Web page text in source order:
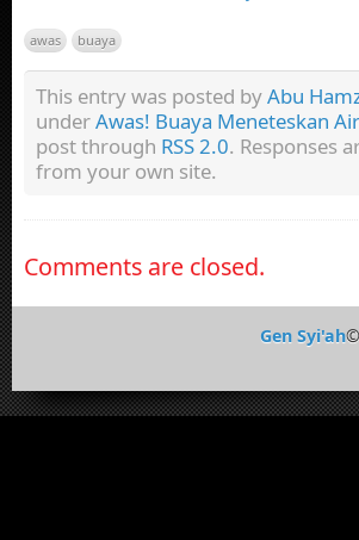
awas buaya
This entry was posted byAbu
underAwas! Buaya Meneteskan
post through RSS 2.0. Responses
from your own site.
Comments are closed.
Gen Syi'ah